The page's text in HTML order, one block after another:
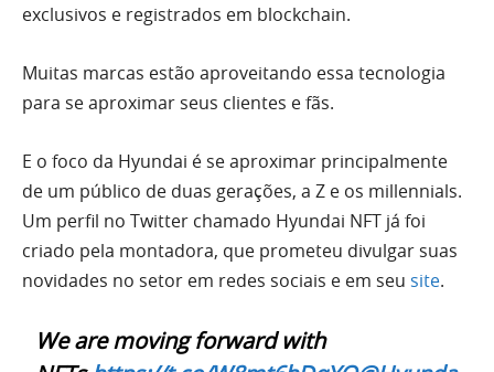
exclusivos e registrados em blockchain.
Muitas marcas estão aproveitando essa tecnologia
para se aproximar seus clientes e fãs.
E o foco da Hyundai é se aproximar principalmente
de um público de duas gerações, a Z e os millennials.
Um perfil no Twitter chamado Hyundai NFT já foi
criado pela montadora, que prometeu divulgar suas
novidades no setor em redes sociais e em seu site.
We are moving forward with